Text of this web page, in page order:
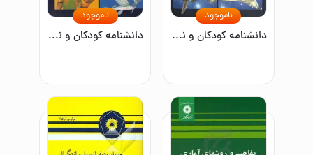
دانشنامه کودکان و نوجوانان آکسفورد: زالوها - یوزپلنگ
ناموجود
دانشنامه کودکان و نوجوانان آکسفورد: زالوها - یوزپلنگ
ناموجود